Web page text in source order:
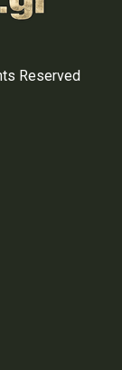
Reserved